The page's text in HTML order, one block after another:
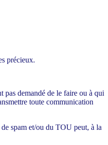
précieux.
pas demandé de le faire ou à qui
toute communication
spam et/ou du TOU peut, à la